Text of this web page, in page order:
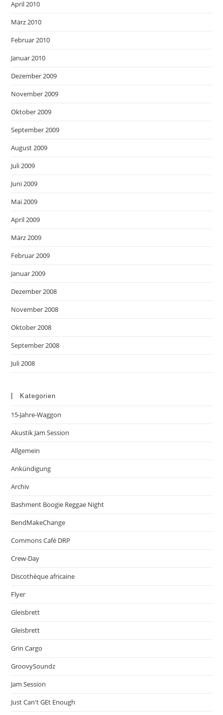
April 2010
März 2010
Februar 2010
Januar 2010
Dezember 2009
November 2009
Oktober 2009
September 2009
August 2009
Juli 2009
Juni 2009
Mai 2009
April 2009
März 2009
Februar 2009
Januar 2009
Dezember 2008
November 2008
Oktober 2008
September 2008
Juli 2008
Kategorien
15-Jahre-Waggon
Akustik Jam Session
Allgemein
Ankündigung
Archiv
Bashment Boogie Reggae Night
BendMakeChange
Commons Café DRP
Crew-Day
Discothèque africaine
Flyer
Gleisbrett
Gleisbrett
Grin Cargo
GroovySoundz
Jam Session
Just Can't GEt Enough